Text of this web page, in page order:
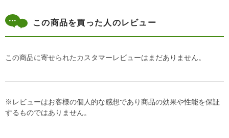
この商品を買った人のレビュー
この商品に寄せられたカスタマーレビューはまだありません。
※レビューはお客様の個人的な感想であり商品の効果や性能を保証
するものではありません。